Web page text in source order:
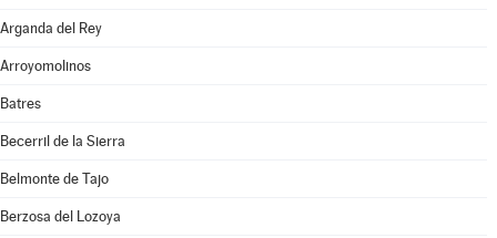
Arganda del Rey
Arroyomolinos
Batres
Becerril de la Sierra
Belmonte de Tajo
Berzosa del Lozoya